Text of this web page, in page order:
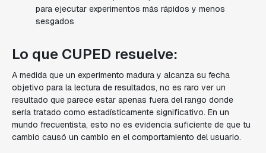
para ejecutar experimentos más rápidos y menos
sesgados
Lo que CUPED resuelve:
A medida que un experimento madura y alcanza su fecha
objetivo para la lectura de resultados, no es raro ver un
resultado que parece estar apenas fuera del rango donde
sería tratado como estadísticamente significativo. En un
mundo frecuentista, esto no es evidencia suficiente de que tu
cambio causó un cambio en el comportamiento del usuario.